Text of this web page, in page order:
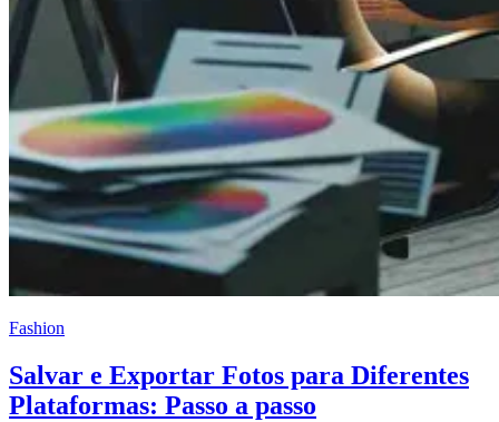
Fashion
Salvar e Exportar Fotos para Diferentes
Plataformas: Passo a passo